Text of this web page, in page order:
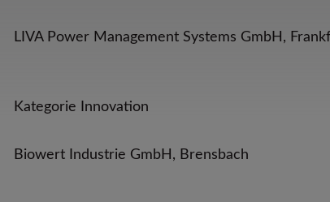
LIVA Power Management Systems GmbH,
Kategorie Innovation
Biowert Industrie GmbH, Brensbach